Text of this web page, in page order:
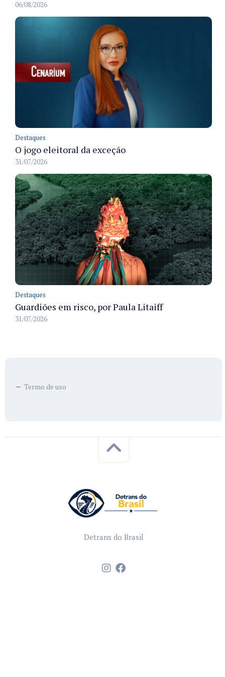
06/08/2026
Destaques
O jogo eleitoral da exceção
31/07/2026
Destaques
Guardiões em risco, por Paula Litaiff
31/07/2026
Termo de uso
Detrans do Brasil